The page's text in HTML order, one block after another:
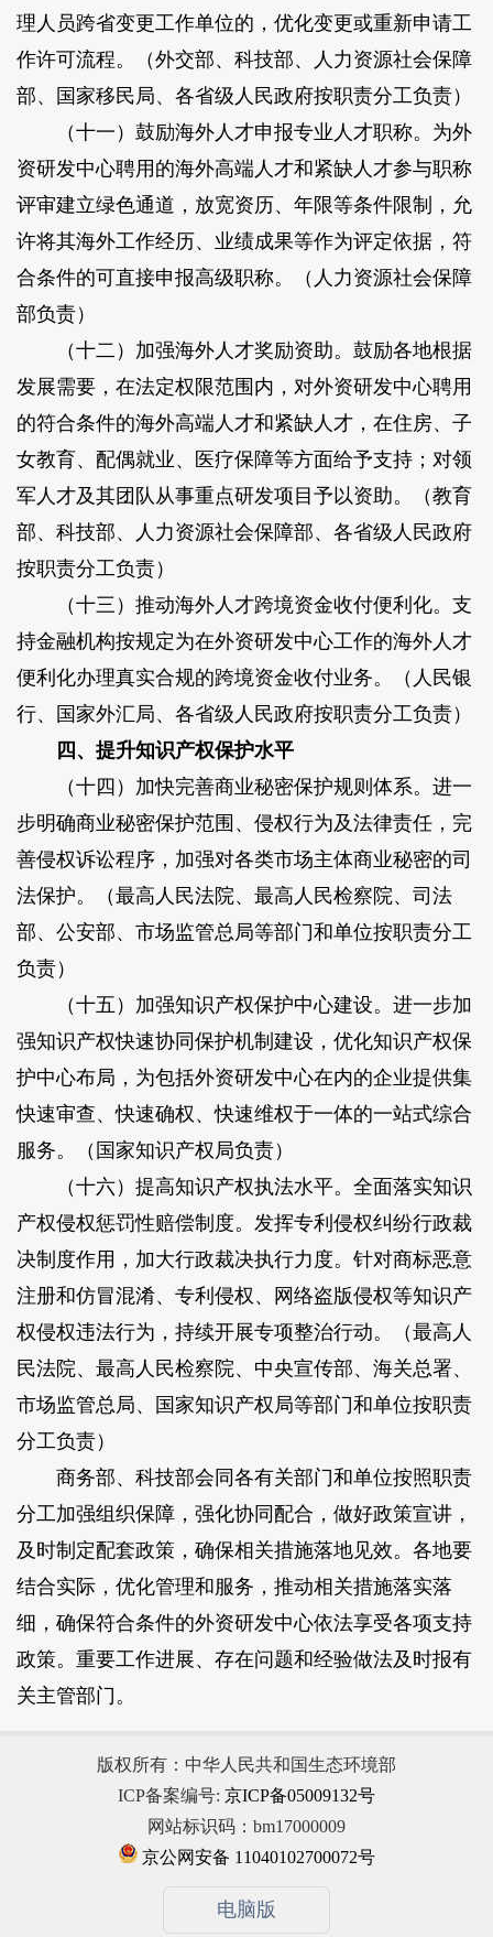
理人员跨省变更工作单位的，优化变更或重新申请工
作许可流程。（外交部、科技部、人力资源社会保障
部、国家移民局、各省级人民政府按职责分工负责）
（十一）鼓励海外人才申报专业人才职称。为外
资研发中心聘用的海外高端人才和紧缺人才参与职称
评审建立绿色通道，放宽资历、年限等条件限制，允
许将其海外工作经历、业绩成果等作为评定依据，符
合条件的可直接申报高级职称。（人力资源社会保障
部负责）
（十二）加强海外人才奖励资助。鼓励各地根据
发展需要，在法定权限范围内，对外资研发中心聘用
的符合条件的海外高端人才和紧缺人才，在住房、子
女教育、配偶就业、医疗保障等方面给予支持；对领
军人才及其团队从事重点研发项目予以资助。（教育
部、科技部、人力资源社会保障部、各省级人民政府
按职责分工负责）
（十三）推动海外人才跨境资金收付便利化。支
持金融机构按规定为在外资研发中心工作的海外人才
便利化办理真实合规的跨境资金收付业务。（人民银
行、国家外汇局、各省级人民政府按职责分工负责）
四、提升知识产权保护水平
（十四）加快完善商业秘密保护规则体系。进一
步明确商业秘密保护范围、侵权行为及法律责任，完
善侵权诉讼程序，加强对各类市场主体商业秘密的司
法保护。（最高人民法院、最高人民检察院、司法
部、公安部、市场监管总局等部门和单位按职责分工
负责）
（十五）加强知识产权保护中心建设。进一步加
强知识产权快速协同保护机制建设，优化知识产权保
护中心布局，为包括外资研发中心在内的企业提供集
快速审查、快速确权、快速维权于一体的一站式综合
服务。（国家知识产权局负责）
（十六）提高知识产权执法水平。全面落实知识
产权侵权惩罚性赔偿制度。发挥专利侵权纠纷行政裁
决制度作用，加大行政裁决执行力度。针对商标恶意
注册和仿冒混淆、专利侵权、网络盗版侵权等知识产
权侵权违法行为，持续开展专项整治行动。（最高人
民法院、最高人民检察院、中央宣传部、海关总署、
市场监管总局、国家知识产权局等部门和单位按职责
分工负责）
商务部、科技部会同各有关部门和单位按照职责
分工加强组织保障，强化协同配合，做好政策宣讲，
及时制定配套政策，确保相关措施落地见效。各地要
结合实际，优化管理和服务，推动相关措施落实落
细，确保符合条件的外资研发中心依法享受各项支持
政策。重要工作进展、存在问题和经验做法及时报有
关主管部门。
版权所有：中华人民共和国生态环境部
ICP备案编号: 京ICP备05009132号
网站标识码：bm17000009
京公网安备 11040102700072号
电脑版